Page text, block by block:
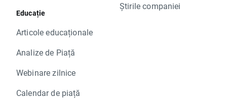
Educație
Articole educaționale
Analize de Piață
Webinare zilnice
Calendar de piață
Știrile companiei